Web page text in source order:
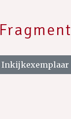
Fragment
Inkijkexemplaar